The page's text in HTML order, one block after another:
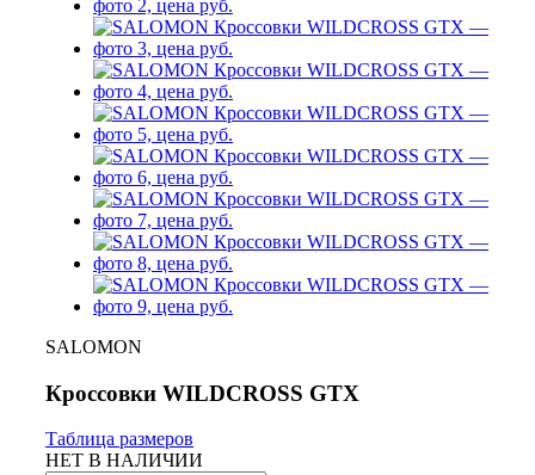
SALOMON
Кроссовки WILDCROSS GTX
Таблица размеров
НЕТ В НАЛИЧИИ